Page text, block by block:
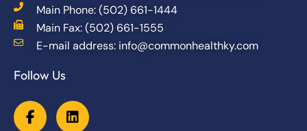
Main Phone: (502) 661-1444
Main Fax: (502) 661-1555
E-mail address: info@commonhealthky.com
Follow Us